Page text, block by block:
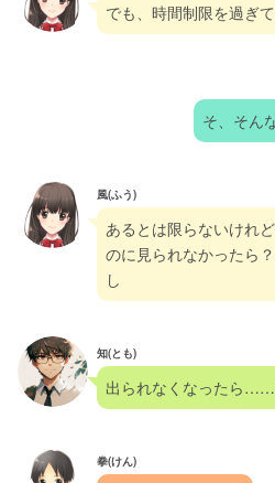
でも、時間制限を過ぎ
そ、そん
風(ふう)
あるとは限らないけれ
のに見られなかったら
し
知(とも)
出られなくなったら
拳(けん)